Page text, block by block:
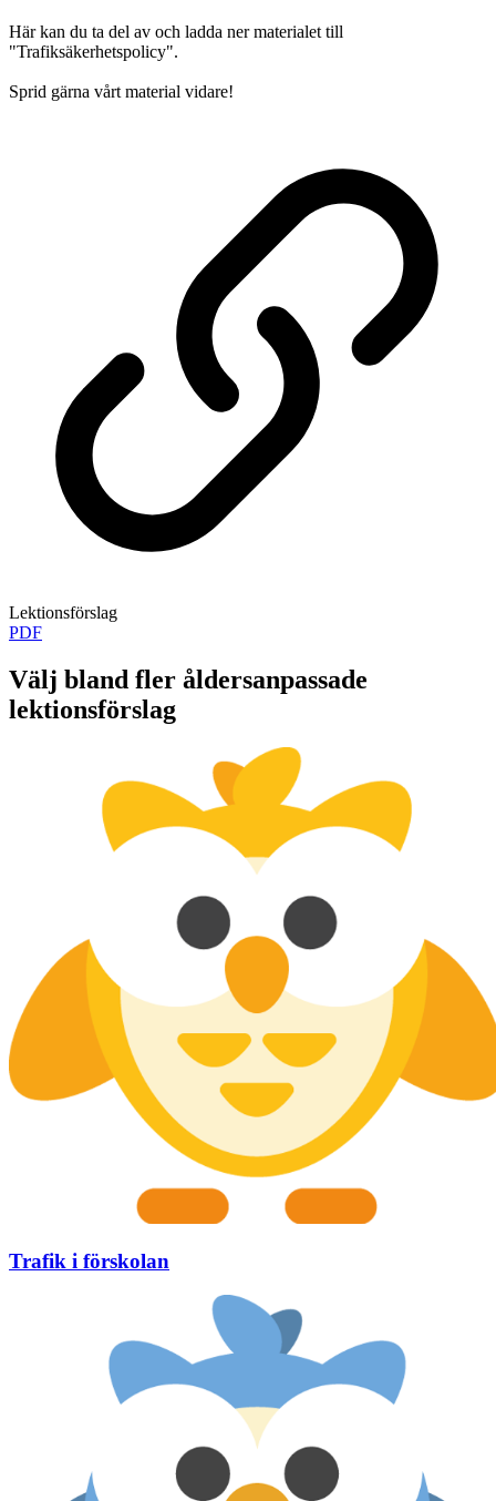
Här kan du ta del av och ladda ner materialet till
"Trafiksäkerhetspolicy".
Sprid gärna vårt material vidare!
Lektionsförslag
PDF
Välj bland fler åldersanpassade
lektionsförslag
Trafik i förskolan